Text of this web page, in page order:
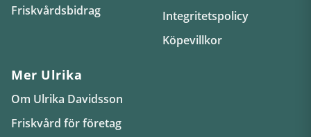
Friskvårdsbidrag
Integritetspolicy
Köpevillkor
Mer Ulrika
Om Ulrika Davidsson
Friskvård för företag